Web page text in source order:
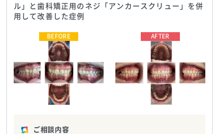
ル」と歯科矯正用のネジ「アンカースクリュー」を併
用して改善した症例
さいわいデンタルクリニック
TEL:0113756195 さいわいデンタルクリニック
TEL:0113756195
ご相談内容